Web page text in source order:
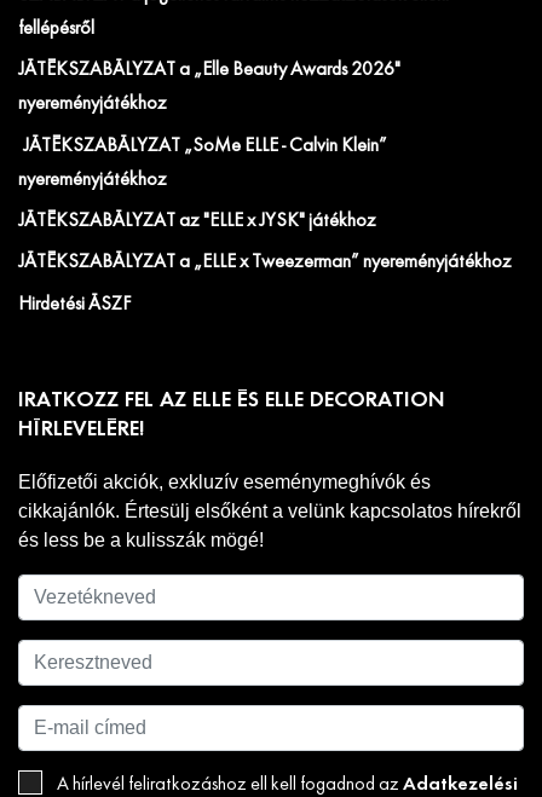
fellépésről
JÁTÉKSZABÁLYZAT a „Elle Beauty Awards 2026"
nyereményjátékhoz
JÁTÉKSZABÁLYZAT „SoMe ELLE - Calvin Klein”
nyereményjátékhoz
JÁTÉKSZABÁLYZAT az "ELLE x JYSK" játékhoz
JÁTÉKSZABÁLYZAT a „ELLE x Tweezerman” nyereményjátékhoz
Hirdetési ÁSZF
IRATKOZZ FEL AZ ELLE ÉS ELLE DECORATION
HÍRLEVELÉRE!
Előfizetői akciók, exkluzív eseménymeghívók és
cikkajánlók. Értesülj elsőként a velünk kapcsolatos hírekről
és less be a kulisszák mögé!
A hírlevél feliratkozáshoz ell kell fogadnod az Adatkezelési